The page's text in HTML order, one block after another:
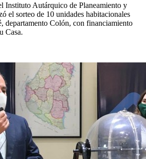
Instituto Autárquico de Planeamiento y
el sorteo de 10 unidades habitacionales
departamento Colón, con financiamiento
Casa.